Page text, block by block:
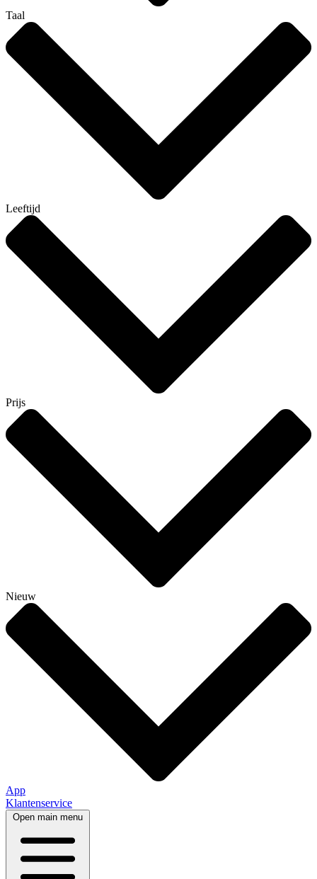
Taal
Leeftijd
Prijs
Nieuw
App
Klantenservice
Open main menu